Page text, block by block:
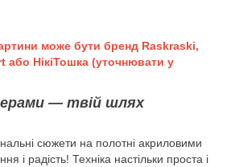
може бути бренд Raskraski,
або НікіТошка (уточнювати у
— твій шлях
сюжети на полотні акриловими
і радість! Техніка настільки проста і